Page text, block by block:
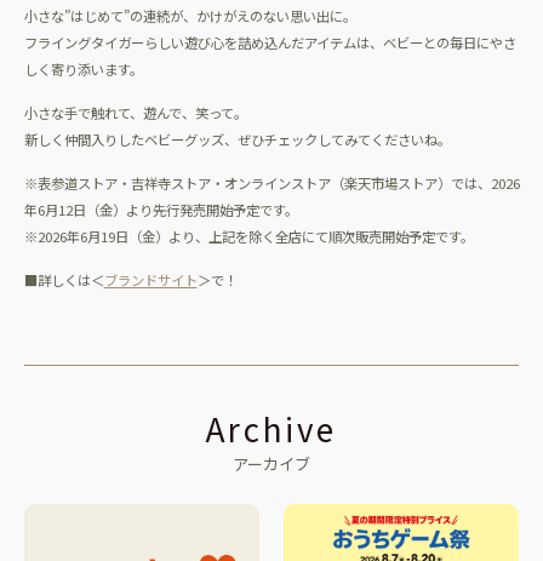
小さな”はじめて”の連続が、かけがえのない思い出に。
フライングタイガーらしい遊び心を詰め込んだアイテムは、ベビーとの毎日にやさ
しく寄り添います。
小さな手で触れて、遊んで、笑って。
新しく仲間入りしたベビーグッズ、ぜひチェックしてみてくださいね。
※表参道ストア・吉祥寺ストア・オンラインストア（楽天市場ストア）では、2026
年6月12日（金）より先行発売開始予定です。
※2026年6月19日（金）より、上記を除く全店にて順次販売開始予定です。
■詳しくは＜ブランドサイト＞で！
Archive
アーカイブ